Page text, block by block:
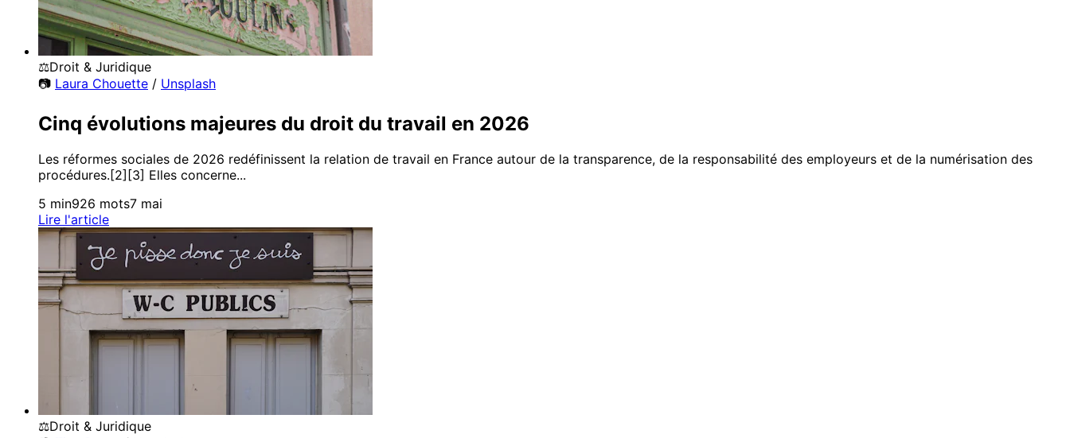
⚖️Droit & Juridique
📷 Laura Chouette / Unsplash
Cinq évolutions majeures du droit du travail en 2026
Les réformes sociales de 2026 redéfinissent la relation de travail en France autour de la transparence, de la responsabilité des employeurs et de la numérisation des
procédures.[2][3] Elles concerne...
5 min926 mots7 mai
Lire l'article
⚖️Droit & Juridique